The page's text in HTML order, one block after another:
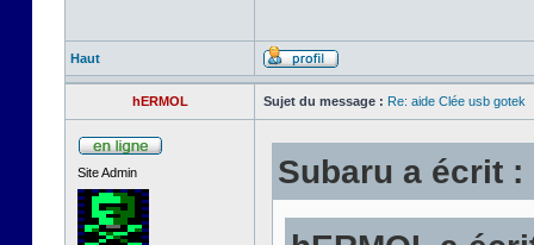
Haut
hERMOL Sujet du message : Re: aide Clée usb gotek
Site Admin
Subaru a écrit :